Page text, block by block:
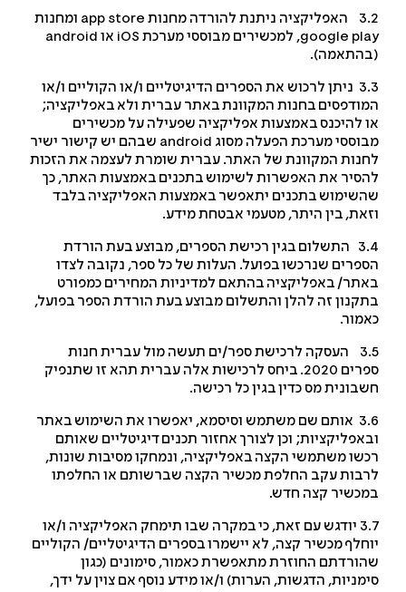
app storeומחנות
google, למכשירים מבוססי מערכתiOSאוandroid
3.3 ניתן לרכוש את הספרים הדיגיטליים ו/או הקוליים ו/או
בחנות המקוונת באתר עברית ולא באפליקציה;
להיכנס באמצעות אפליקציה שפעילה על מכשירים
מערכת הפעלה מסוגandroidשבהם יש קישור ישיר
המקוונת של האתר. עברית שומרת לעצמה את הזכות
את האפשרות לשימוש בתכנים באמצעות האתר, כך
בתכנים יתאפשר באמצעות האפליקציה בלבד
בין היתר, מטעמי אבטחת מידע.
3.4 התשלום בגין רכישת הספרים, מבוצע בעת הורדת
שנרכשו בפועל. העלות של כל ספר, נקובה לצדו
באפליקציה בהתאם למדיניות המחירים כמפורט
זה להלן והתשלום מבוצע בעת הורדת הספר בפועל,
3.5 העסקה לרכישת ספר/ים תעשה מול עברית חנות
ספרים 2020. ביחס לרכישות אלה עברית תהא זו שתנפיק
מס כדין בגין כל רכישה.
3.6 אותם שם משתמש וסיסמא, יאפשרו את השימוש באתר
וכן לצורך אחזור תכנים דיגיטליים שאותם
משתמשי הקצה באפליקציה, ונמחקו מסיבות שונות,
עקב החלפת מכשיר הקצה שברשותם או החלפתו
קצה חדש.
3.7 יודגש עם זאת, כי במקרה שבו תימחק האפליקציה ו/או
מכשיר קצה, לא יישמרו בספרים הדיגיטליים/ הקוליים
החוזרת מתאפשרת כאמור, סימונים (כגון
הדגשות, הערות) ו/או מידע נוסף אם צוין על ידך,